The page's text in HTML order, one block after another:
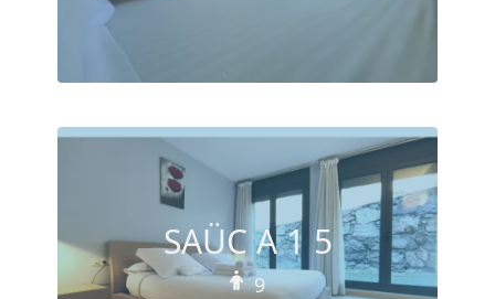
SAÜC A 1 5
9